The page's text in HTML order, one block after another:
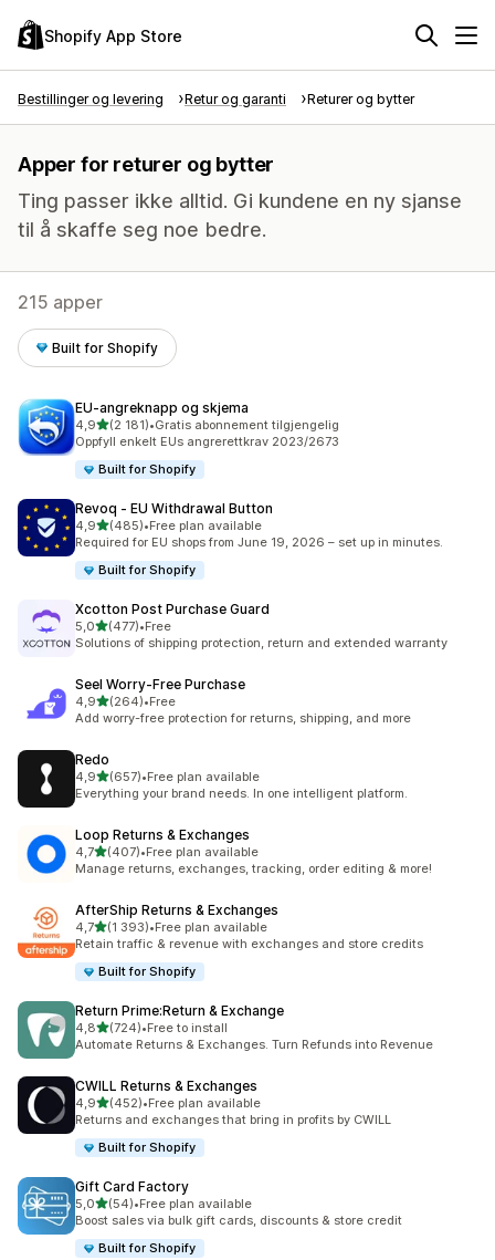
Shopify App Store
Bestillinger og levering Retur og garanti Returer og bytter
Apper for returer og bytter
Ting passer ikke alltid. Gi kundene en ny sjanse
til å skaffe seg noe bedre.
215 apper
Built for Shopify
EU‑angreknapp og skjema
4,9av 5 stjerner
(2 181)
Totalt 2181 omtaler
•Gratis abonnement tilgjengelig
Oppfyll enkelt EUs angrerettkrav 2023/2673
Built for Shopify
Revoq ‑ EU Withdrawal Button
4,9av 5 stjerner
(485)
Totalt 485 omtaler
•Free plan available
Required for EU shops from June 19, 2026 – set up in minutes.
Built for Shopify
Xcotton Post Purchase Guard
5,0av 5 stjerner
(477)
Totalt 477 omtaler
•Free
Solutions of shipping protection, return and extended warranty
Seel Worry‑Free Purchase
4,9av 5 stjerner
(264)
Totalt 264 omtaler
•Free
Add worry-free protection for returns, shipping, and more
Redo
4,9av 5 stjerner
(657)
Totalt 657 omtaler
•Free plan available
Everything your brand needs. In one intelligent platform.
Loop Returns & Exchanges
4,7av 5 stjerner
(407)
Totalt 407 omtaler
•Free plan available
Manage returns, exchanges, tracking, order editing & more!
AfterShip Returns & Exchanges
4,7av 5 stjerner
(1 393)
Totalt 1393 omtaler
•Free plan available
Retain traffic & revenue with exchanges and store credits
Built for Shopify
Return Prime:Return & Exchange
4,8av 5 stjerner
(724)
Totalt 724 omtaler
•Free to install
Automate Returns & Exchanges. Turn Refunds into Revenue
CWILL Returns & Exchanges
4,9av 5 stjerner
(452)
Totalt 452 omtaler
•Free plan available
Returns and exchanges that bring in profits by CWILL
Built for Shopify
Gift Card Factory
5,0av 5 stjerner
(54)
Totalt 54 omtaler
•Free plan available
Boost sales via bulk gift cards, discounts & store credit
Built for Shopify